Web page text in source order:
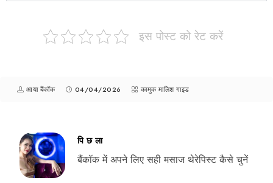
इस पोस्ट को रेट करें
आया बैंकॉक 04/04/2026 कामुक मालिश गाइड
पिछला
बैंकॉक में अपने लिए सही मसाज थेरेपिस्ट कैसे चुनें